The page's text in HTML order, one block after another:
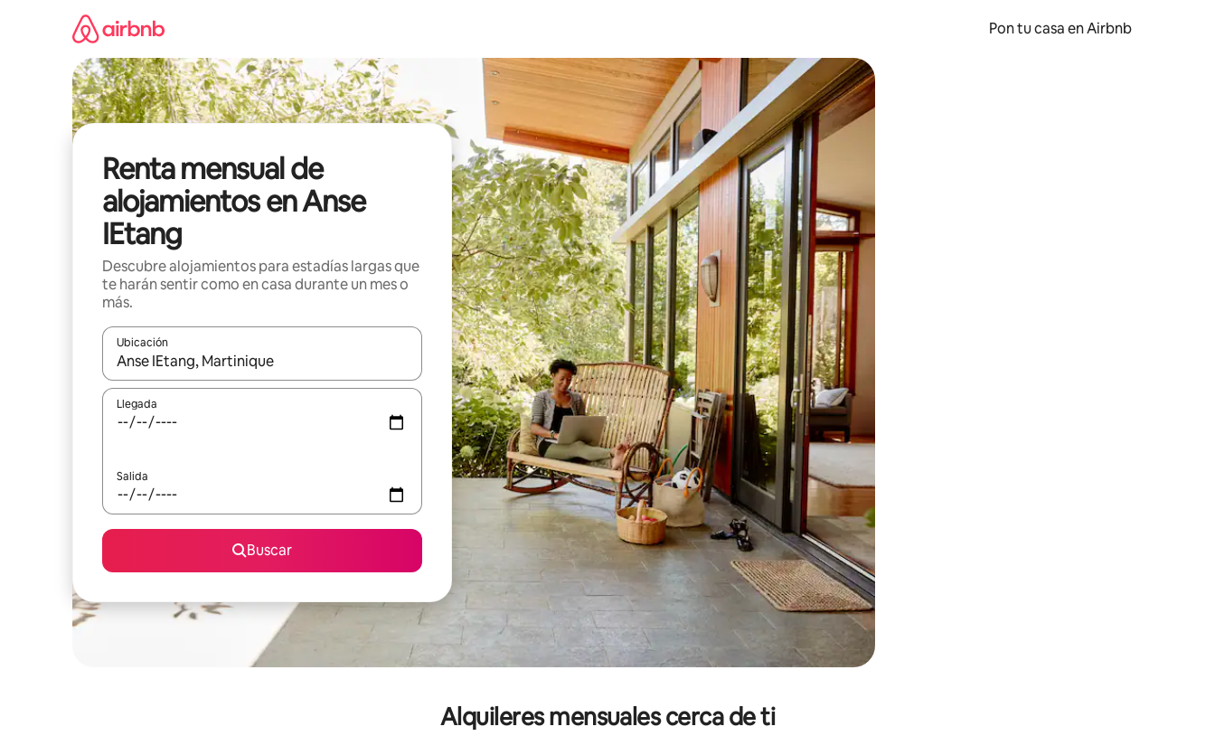
Pon tu casa en Airbnb
Renta mensual de
alojamientos en Anse
IEtang
Descubre alojamientos para estadías largas que
te harán sentir como en casa durante un mes o
más.
Ubicación
Cuando los resultados estén disponibles, navega con las teclas de flecha hacia arriba y hacia abajo o explora con el tacto o desliza el dedo.
Llegada
Salida
Buscar
Alquileres mensuales cerca de ti